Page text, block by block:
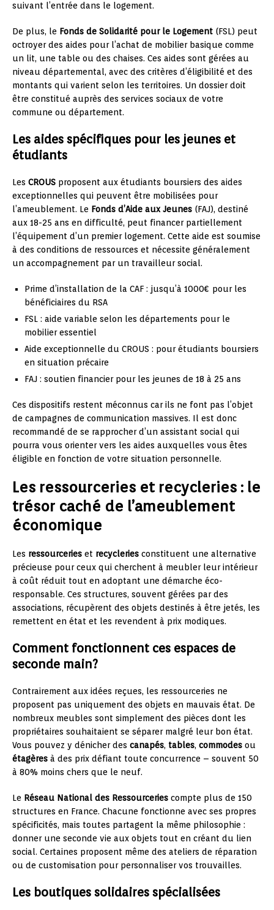
suivant l’entrée dans le logement.
De plus, le Fonds de Solidarité pour le Logement (FSL) peut
octroyer des aides pour l’achat de mobilier basique comme
un lit, une table ou des chaises. Ces aides sont gérées au
niveau départemental, avec des critères d’éligibilité et des
montants qui varient selon les territoires. Un dossier doit
être constitué auprès des services sociaux de votre
commune ou département.
Les aides spécifiques pour les jeunes et
étudiants
Les CROUS proposent aux étudiants boursiers des aides
exceptionnelles qui peuvent être mobilisées pour
l’ameublement. Le Fonds d’Aide aux Jeunes (FAJ), destiné
aux 18-25 ans en difficulté, peut financer partiellement
l’équipement d’un premier logement. Cette aide est soumise
à des conditions de ressources et nécessite généralement
un accompagnement par un travailleur social.
Prime d’installation de la CAF : jusqu’à 1000€ pour les
bénéficiaires du RSA
FSL : aide variable selon les départements pour le
mobilier essentiel
Aide exceptionnelle du CROUS : pour étudiants boursiers
en situation précaire
FAJ : soutien financier pour les jeunes de 18 à 25 ans
Ces dispositifs restent méconnus car ils ne font pas l’objet
de campagnes de communication massives. Il est donc
recommandé de se rapprocher d’un assistant social qui
pourra vous orienter vers les aides auxquelles vous êtes
éligible en fonction de votre situation personnelle.
Les ressourceries et recycleries : le
trésor caché de l’ameublement
économique
Les ressourceries et recycleries constituent une alternative
précieuse pour ceux qui cherchent à meubler leur intérieur
à coût réduit tout en adoptant une démarche éco-
responsable. Ces structures, souvent gérées par des
associations, récupèrent des objets destinés à être jetés, les
remettent en état et les revendent à prix modiques.
Comment fonctionnent ces espaces de
seconde main?
Contrairement aux idées reçues, les ressourceries ne
proposent pas uniquement des objets en mauvais état. De
nombreux meubles sont simplement des pièces dont les
propriétaires souhaitaient se séparer malgré leur bon état.
Vous pouvez y dénicher des canapés, tables, commodes ou
étagères à des prix défiant toute concurrence – souvent 50
à 80% moins chers que le neuf.
Le Réseau National des Ressourceries compte plus de 150
structures en France. Chacune fonctionne avec ses propres
spécificités, mais toutes partagent la même philosophie :
donner une seconde vie aux objets tout en créant du lien
social. Certaines proposent même des ateliers de réparation
ou de customisation pour personnaliser vos trouvailles.
Les boutiques solidaires spécialisées